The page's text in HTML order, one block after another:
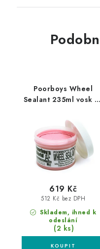
Poorboys Wheel
Sealant 235ml vosk na
Skladem, ihned k
odeslání
(2 ks)
512 Kč bez DPH
619 Kč